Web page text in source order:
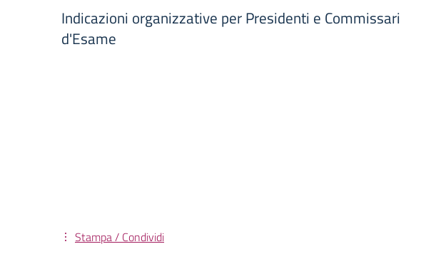
Indicazioni organizzative per Presidenti e Commissari
d'Esame
Stampa / Condividi